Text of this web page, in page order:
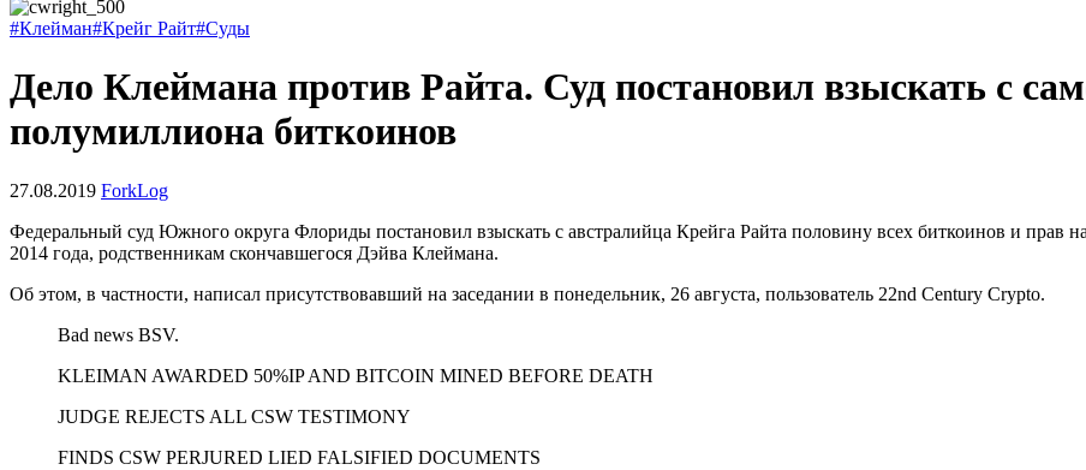
#Клейман#Крейг Райт#Суды
Дело Клеймана против Райта. Суд постановил взыскать с
полумиллиона биткоинов
27.08.2019 ForkLog
Федеральный суд Южного округа Флориды постановил взыскать с австралийца Крейга Райта половину всех биткоинов и прав
2014 года, родственникам скончавшегося Дэйва Клеймана.
Об этом, в частности, написал присутствовавший на заседании в понедельник, 26 августа, пользователь 22nd Century Crypto.
Bad news BSV.
KLEIMAN AWARDED 50%IP AND BITCOIN MINED BEFORE DEATH
JUDGE REJECTS ALL CSW TESTIMONY
FINDS CSW PERJURED LIED FALSIFIED DOCUMENTS